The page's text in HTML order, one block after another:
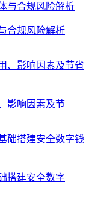
合规风险解析
影响因素及节
搭建安全数字